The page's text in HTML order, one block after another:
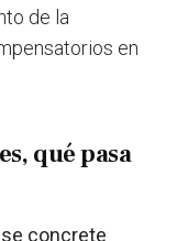
de la
en
qué pasa
concrete